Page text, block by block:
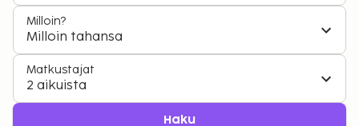
Milloin?
Milloin tahansa
Matkustajat
2 aikuista
Haku